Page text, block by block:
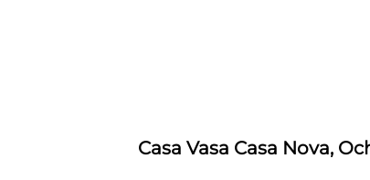
Casa Vasa Casa Nova,